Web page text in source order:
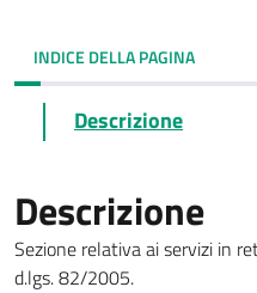
INDICE DELLA PAGINA
Descrizione
Descrizione
Sezione relativa ai servizi in
d.lgs. 82/2005.